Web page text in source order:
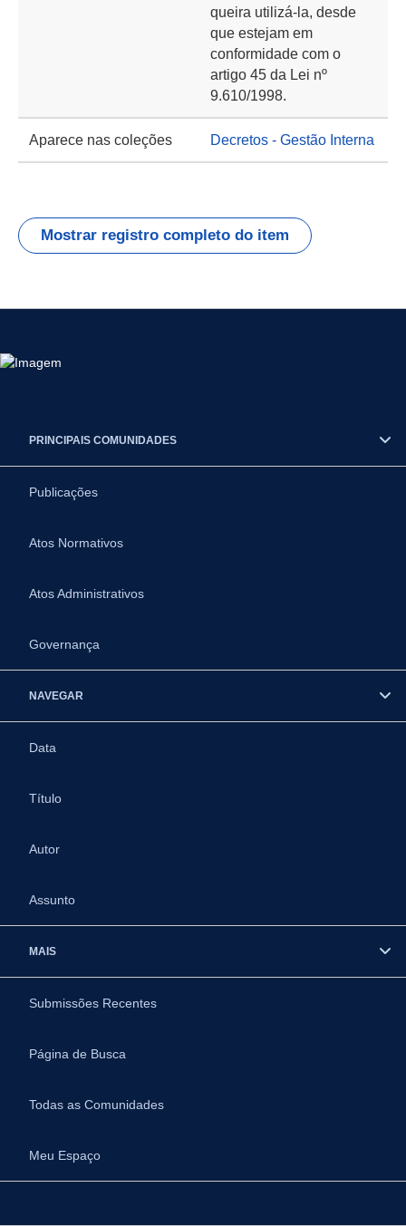
queira utilizá-la, desde
que estejam em
conformidade com o
artigo 45 da Lei nº
9.610/1998.
Aparece nas coleções Decretos - Gestão Interna
Mostrar registro completo do item
PRINCIPAIS COMUNIDADES
Publicações
Atos Normativos
Atos Administrativos
Governança
NAVEGAR
Data
Título
Autor
Assunto
MAIS
Submissões Recentes
Página de Busca
Todas as Comunidades
Meu Espaço